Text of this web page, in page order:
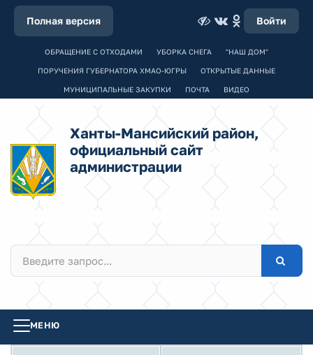
Полная версия Войти
ОБРАЩЕНИЕ С ОТХОДАМИ УБОРКА СНЕГА "НАШ ДОМ"
ПОРУЧЕНИЯ ГУБЕРНАТОРА ХМАО-ЮГРЫ ОТКРЫТЫЕ ДАННЫЕ
МУНИЦИПАЛЬНЫЕ ЗАКУПКИ ПОЧТА ВИДЕО
Ханты-Мансийский район,
официальный сайт
администрации
МЕНЮ